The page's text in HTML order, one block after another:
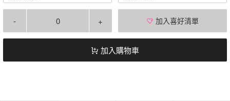
- + 加入喜好清單
加入購物車